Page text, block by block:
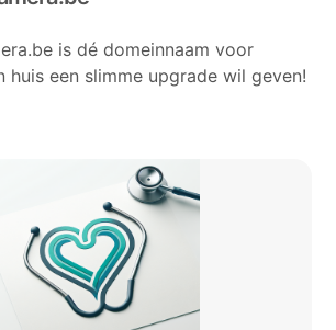
is dé domeinnaam voor
huis een slimme upgrade wil geven!